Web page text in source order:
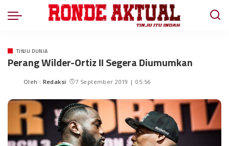
TINJU DUNIA
Perang Wilder-Ortiz II Segera Diumumkan
Oleh : Redaksi 7 September 2019 | 05:56